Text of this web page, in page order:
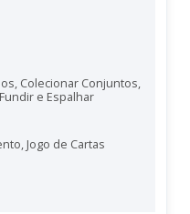
, Colecionar Conjuntos,
Fundir e Espalhar
, Jogo de Cartas